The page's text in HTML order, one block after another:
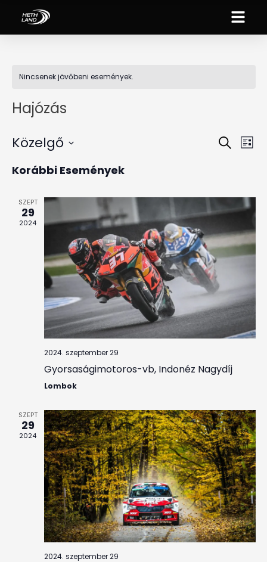
Nincsenek jövőbeni események.
Hajózás
nézet
Keresett
Lista
Közelgő
kiválasztása.
Korábbi Események
SZEPT
29
2024
2024. szeptember 29
Gyorsaságimotoros-vb, Indonéz Nagydíj
Lombok
SZEPT
29
2024
2024. szeptember 29